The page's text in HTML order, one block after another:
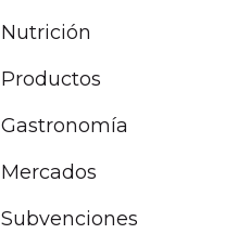
Nutrición
Productos
Gastronomía
Mercados
Subvenciones